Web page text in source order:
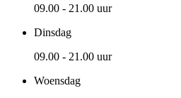
09.00 - 21.00 uur
Dinsdag
09.00 - 21.00 uur
Woensdag